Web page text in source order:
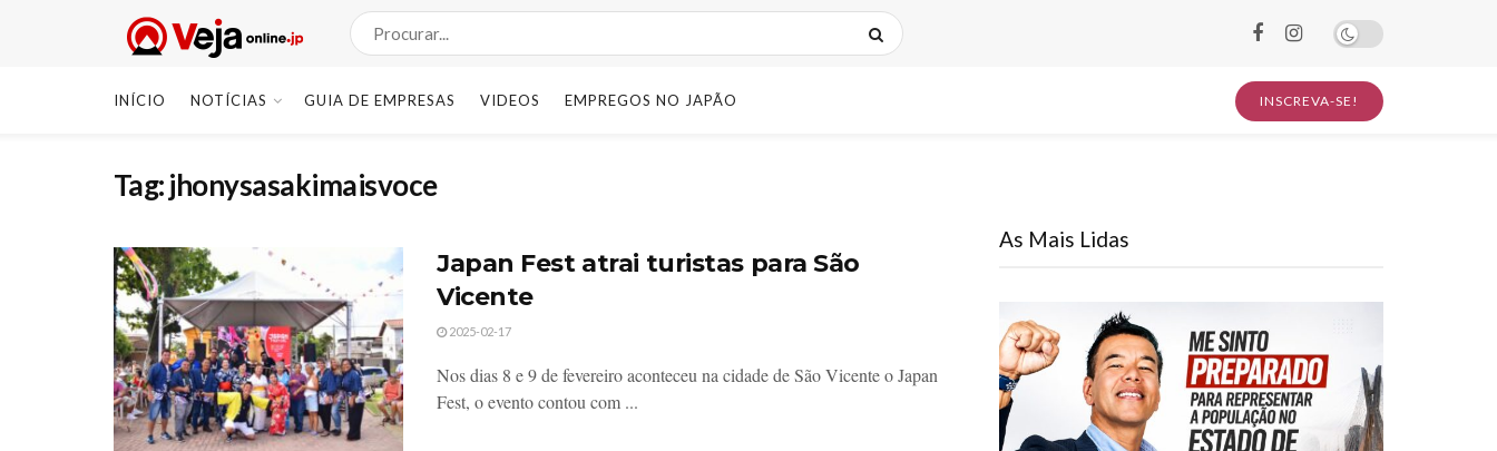
INÍCIO NOTÍCIAS GUIA DE EMPRESAS VIDEOS EMPREGOS NO JAPÃO INSCREVA-SE!
Tag:jhonysasakimaisvoce
Japan Fest atrai turistas para São
Vicente
2025-02-17
Nos dias 8 e 9 de fevereiro aconteceu na cidade de São Vicente o Japan
Fest, o evento contou com ...
As Mais Lidas